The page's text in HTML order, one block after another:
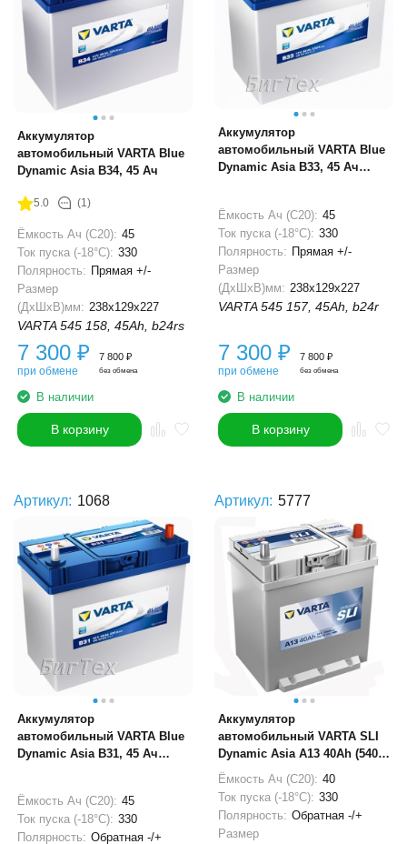
Аккумулятор
автомобильный VARTA Blue
Dynamic Asia B34, 45 Ач
5.0 (1)
Ёмкость Ач (С20): 45
Ток пуска (-18°С): 330
Полярность: Прямая +/-
Размер
(ДхШхВ)мм: 238x129x227
VARTA 545 158, 45Ah, b24rs
7 300 ₽
при обмене
7 800 ₽
без обмена
В наличии
В корзину
Аккумулятор
автомобильный VARTA Blue
Dynamic Asia B33, 45 Ач
Ёмкость Ач (С20): 45
Ток пуска (-18°С): 330
Полярность: Прямая +/-
Размер
(ДхШхВ)мм: 238x129x227
VARTA 545 157, 45Ah, b24r
7 300 ₽
при обмене
7 800 ₽
без обмена
В наличии
В корзину
Артикул: 1068
Аккумулятор
автомобильный VARTA Blue
Dynamic Asia B31, 45 Ач
Ёмкость Ач (С20): 45
Ток пуска (-18°С): 330
Полярность: Обратная -/+
Артикул: 5777
Аккумулятор
автомобильный VARTA SLI
Dynamic Asia A13 40Ah (540
125 033)
Ёмкость Ач (С20): 40
Ток пуска (-18°С): 330
Полярность: Обратная -/+
Размер